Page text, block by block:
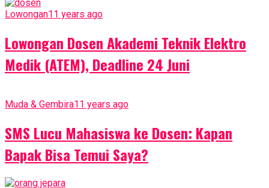
Lowongan11 years ago
Lowongan Dosen Akademi Teknik Elektro
Medik (ATEM), Deadline 24 Juni
Muda & Gembira11 years ago
SMS Lucu Mahasiswa ke Dosen: Kapan
Bapak Bisa Temui Saya?